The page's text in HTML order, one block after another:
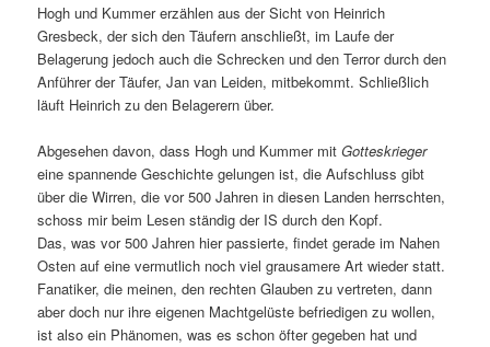
Hogh und Kummer erzählen aus der Sicht von Heinrich
Gresbeck, der sich den Täufern anschließt, im Laufe der
Belagerung jedoch auch die Schrecken und den Terror durch den
Anführer der Täufer, Jan van Leiden, mitbekommt. Schließlich
läuft Heinrich zu den Belagerern über.
Abgesehen davon, dass Hogh und Kummer mitGotteskrieger
eine spannende Geschichte gelungen ist, die Aufschluss gibt
über die Wirren, die vor 500 Jahren in diesen Landen herrschten,
schoss mir beim Lesen ständig der IS durch den Kopf.
Das, was vor 500 Jahren hier passierte, findet gerade im Nahen
Osten auf eine vermutlich noch viel grausamere Art wieder statt.
Fanatiker, die meinen, den rechten Glauben zu vertreten, dann
aber doch nur ihre eigenen Machtgelüste befriedigen zu wollen,
ist also ein Phänomen, was es schon öfter gegeben hat und